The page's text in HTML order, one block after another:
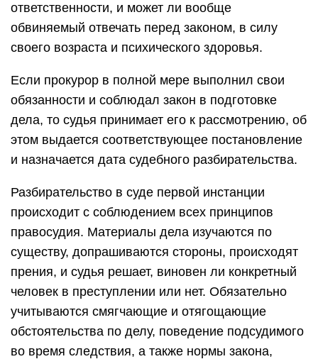
ответственности, и может ли вообще
обвиняемый отвечать перед законом, в силу
своего возраста и психического здоровья.
Если прокурор в полной мере выполнил свои
обязанности и соблюдал закон в подготовке
дела, то судья принимает его к рассмотрению, об
этом выдается соответствующее постановление
и назначается дата судебного разбирательства.
Разбирательство в суде первой инстанции
происходит с соблюдением всех принципов
правосудия. Материалы дела изучаются по
существу, допрашиваются стороны, происходят
прения, и судья решает, виновен ли конкретный
человек в преступлении или нет. Обязательно
учитываются смягчающие и отягощающие
обстоятельства по делу, поведение подсудимого
во время следствия, а также нормы закона,